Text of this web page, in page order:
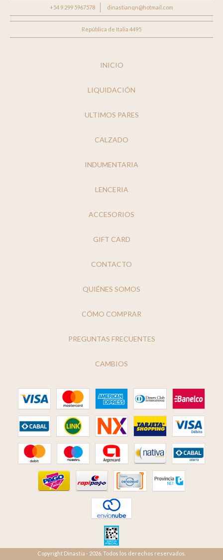
+54 9 299 5967578 dinastianqn@hotmail.com
República de Italia 4495
INICIO
LIQUIDACIÓN
ULTIMOS PARES
CALZADO
INDUMENTARIA
LENCERIA
ACCESORIOS
GIFT CARD
CONTACTO
QUIÉNES SOMOS
CÓMO COMPRAR
PREGUNTAS FRECUENTES
CAMBIOS
Copyright Dinastia - 2026. Todos los derechos reservados.